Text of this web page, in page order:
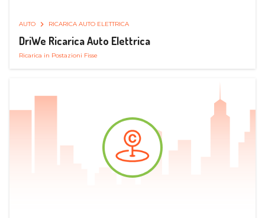
AUTO RICARICA AUTO ELETTRICA
DriWe Ricarica Auto Elettrica
Ricarica in Postazioni Fisse